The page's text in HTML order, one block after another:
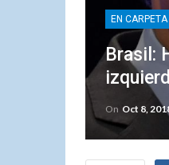
EN CARPETA
Brasil:
On Oct 8,